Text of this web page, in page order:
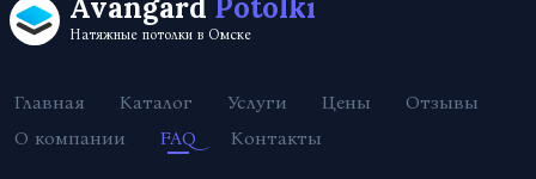
Avangard Potolki
Натяжные потолки в Омске
Главная Каталог Услуги Цены
Отзывы
О компании
FAQ Контакты